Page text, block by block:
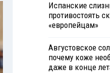
Испанские
противостоять
«европейцам»
Августовское
почему коже
даже в конце